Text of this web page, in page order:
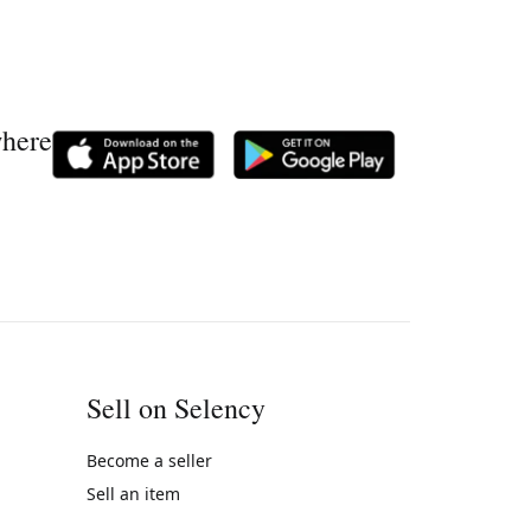
Sell on Selency
Become a seller
Sell an item